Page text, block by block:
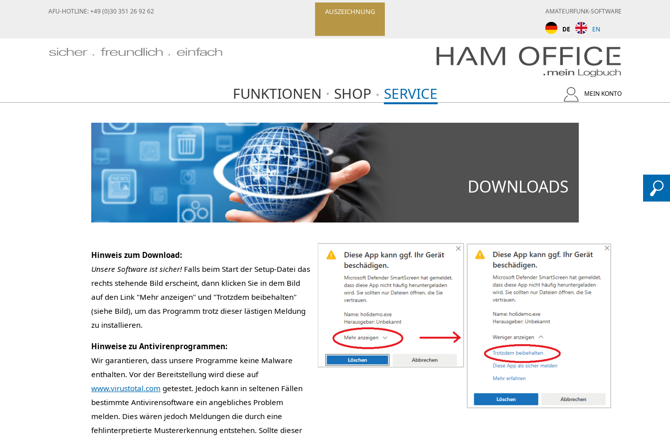
AFU-HOTLINE: +49 (0)30 351 26 92 62 AUSZEICHNUNG AMATEURFUNK-SOFTWARE
DE EN
MEIN KONTO
FUNKTIONEN SHOP SERVICE
DOWNLOADS
Hinweis zum Download:
Unsere Software ist sicher! Falls beim Start der Setup-Datei das
rechts stehende Bild erscheint, dann klicken Sie in dem Bild
auf den Link "Mehr anzeigen" und "Trotzdem beibehalten"
(siehe Bild), um das Programm trotz dieser lästigen Meldung
zu installieren.
Hinweise zu Antivirenprogrammen:
Wir garantieren, dass unsere Programme keine Malware
enthalten. Vor der Bereitstellung wird diese auf
www.virustotal.com getestet. Jedoch kann in seltenen Fällen
bestimmte Antivirensoftware ein angebliches Problem
melden. Dies wären jedoch Meldungen die durch eine
fehlinterpretierte Mustererkennung entstehen. Sollte dieser